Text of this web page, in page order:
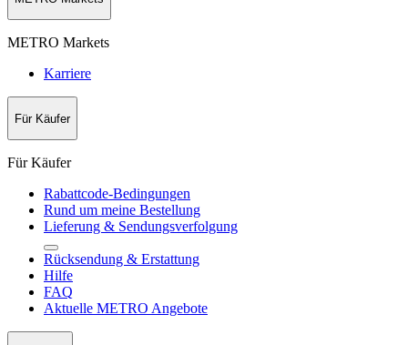
METRO Markets
Karriere
Für Käufer
Für Käufer
Rabattcode-Bedingungen
Rund um meine Bestellung
Lieferung & Sendungsverfolgung
Rücksendung & Erstattung
Hilfe
FAQ
Aktuelle METRO Angebote